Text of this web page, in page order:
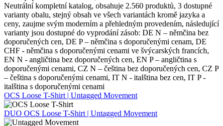
Neutrální kompletní katalog, obsahuje 2.560 produktů, 3 dostupné
varianty obalu, stejný obsah ve všech variantách kromě jazyka a
ceny, zaujme svým moderním a přehledným provedením, následující
varianty jsou dostupné do vyprodání zásob: DE N – němčina bez
doporučených cen, DE P – němčina s doporučenými cenam, DE
CHF - němčina s doporučenými cenami ve švýcarských francích,
EN N - angličtina bez doporučených cen, EN P – angličtina s
doporučenými cenami, CZ N – čeština bez doporučených cen, CZ P
– čeština s doporučenými cenami, IT N - italština bez cen, IT P -
italština s doporučenými cenami
OCS Loose T-Shirt | Untagged Movement
DUO OCS Loose T-Shirt | Untagged Movement